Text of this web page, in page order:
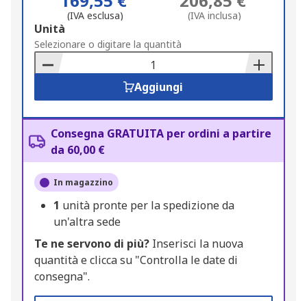
(IVA esclusa) (IVA inclusa)
Add
to
Basket
Unità
Selezionare o digitare la quantità
Aggiungi
Consegna GRATUITA per ordini a partire
da 60,00 €
In magazzino
1 unità pronte per la spedizione da
un'altra sede
Te ne servono di più? Inserisci la nuova
quantità e clicca su "Controlla le date di
consegna".